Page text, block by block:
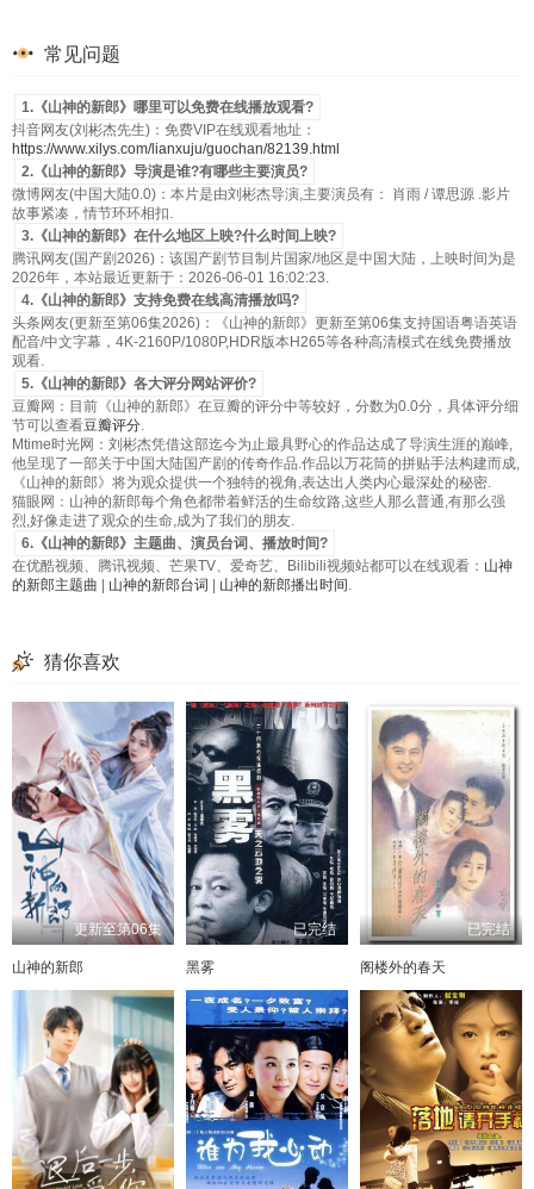
常见问题
1.《山神的新郎》哪里可以免费在线播放观看?
抖音网友(刘彬杰先生)：免费VIP在线观看地址：
https://www.xilys.com/lianxuju/guochan/82139.html
2.《山神的新郎》导演是谁?有哪些主要演员?
微博网友(中国大陆0.0)：本片是由刘彬杰导演,主要演员有： 肖雨 / 谭思源 .影片
故事紧凑，情节环环相扣.
3.《山神的新郎》在什么地区上映?什么时间上映?
腾讯网友(国产剧2026)：该国产剧节目制片国家/地区是中国大陆，上映时间为是
2026年，本站最近更新于：2026-06-01 16:02:23.
4.《山神的新郎》支持免费在线高清播放吗?
头条网友(更新至第06集2026)：《山神的新郎》更新至第06集支持国语粤语英语
配音/中文字幕，4K-2160P/1080P,HDR版本H265等各种高清模式在线免费播放
观看.
5.《山神的新郎》各大评分网站评价?
豆瓣网：目前《山神的新郎》在豆瓣的评分中等较好，分数为0.0分，具体评分细
节可以查看豆瓣评分.
Mtime时光网：刘彬杰凭借这部迄今为止最具野心的作品达成了导演生涯的巅峰,
他呈现了一部关于中国大陆国产剧的传奇作品.作品以万花筒的拼贴手法构建而成,
《山神的新郎》将为观众提供一个独特的视角,表达出人类内心最深处的秘密.
猫眼网：山神的新郎每个角色都带着鲜活的生命纹路,这些人那么普通,有那么强
烈,好像走进了观众的生命,成为了我们的朋友.
6.《山神的新郎》主题曲、演员台词、播放时间?
在优酷视频、腾讯视频、芒果TV、爱奇艺、Bilibili视频站都可以在线观看： 山神
的新郎主题曲
山神的新郎台词 山神的新郎播出时间 .
猜你喜欢
更新至第06集
山神的新郎
已完结
黑雾
已完结
阁楼外的春天